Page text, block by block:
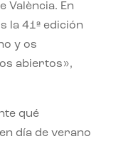
València. En
la 41ª edición
y os
abiertos»,
qué
día de verano